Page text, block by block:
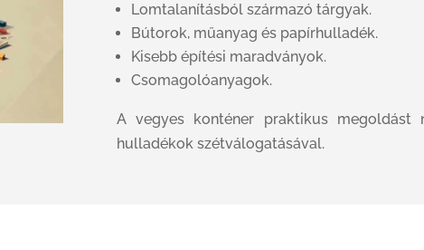
Lomtalanításból származó tárgyak.
Bútorok, műanyag és papírhulladék.
Kisebb építési maradványok.
Csomagolóanyagok.
A vegyes konténer praktikus
hulladékok szétválogatásával.